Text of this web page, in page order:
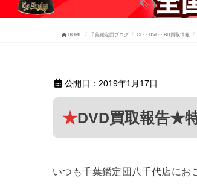
HOME 千葉鑑定団ブログ CD・DVD・BD買取情報
公開日：2019年1月17日
★DVD買取報告★
いつも千葉鑑定団八千代店にお